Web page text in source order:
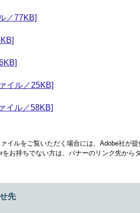
／77KB]
イル／25KB]
イル／58KB]
イルをご覧いただく場合には、Adobe社が提
をお持ちでない方は、バナーのリンク先から
先